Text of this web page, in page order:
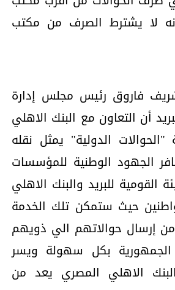
لا يشترط الصرف من مكتب
فاروق رئيس مجلس إدارة
أن التعاون مع البنك الاهلي
الدولية" يمثل نقله
الجهود الوطنية للمؤسسات
القومية للبريد والبنك الاهلي
حيث ستمكن تلك الخدمة
من إرسال حوالاتهم الي ذويهم
بكل سهولة ويسر
الاهلي المصري يعد من